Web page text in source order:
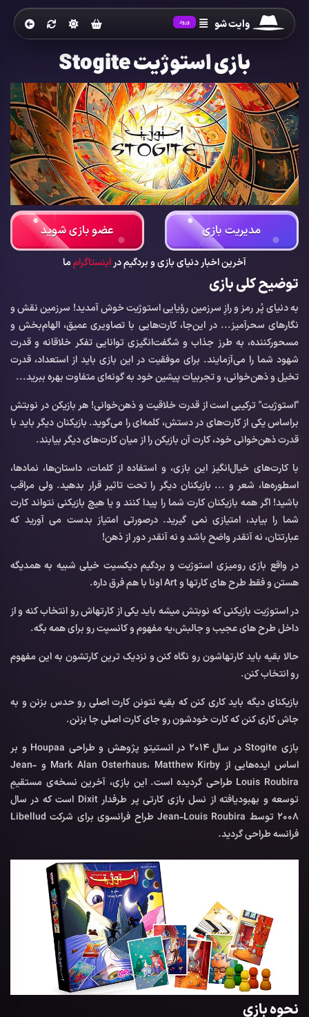
وایت شو ورود
بازی استوژیت Stogite
مدیریت بازی عضو بازی شوید
آخرین اخبار دنیای بازی و بردگیم دراینستاگرامما
توضیح کلی بازی
به دنیای پُر رمز و رازِ سرزمین رؤیایی استوژیت خوش آمدید! سرزمین نقش و
نگارهای سحرآمیز... در این‌جا، کارت‌هایی با تصاویری عمیق، الهام‌بخش و
مسحورکننده، به طرز جذاب و شگفت‌انگیزی توانایی تفکر خلاقانه و قدرت
شهود شما را می‌آزمایند. برای موفقیت در این بازی باید از استعداد، قدرت
تخیل و ذهن‌خوانی، و تجربیات پیشین خود به گونه‌ای متفاوت بهره ببرید...
"استوژیت" ترکیبی است از قدرت خلاقیت و ذهن‌خوانی! هر بازیکن در نوبتش
براساس یکی از کارت‌های در دستش، کلمه‌ای را می‌گوید. بازیکنان دیگر باید با
قدرت ذهن‌خوانی خود، کارت آن بازیکن را از میان کارت‌های دیگر بیابند.
با کارت‌های خیال‌انگیز این بازی، و استفاده از کلمات، داستان‌ها، نمادها،
اسطوره‌ها، شعر و ... بازیکنان دیگر را تحت تاثیر قرار بدهید. ولی مراقب
باشید! اگر همه بازیکنان کارت شما را پیدا کنند و یا هیچ بازیکنی نتواند کارت
شما را بیابد، امتیازی نمی گیرید. درصورتی امتیاز بدست می آورید که
عبارتتان، نه آنقدر واضح باشد و نه آنقدر دور از ذهن!
در واقع بازی رومیزی استوژیت و بردگیم دیکسیت خیلی شبیه به همدیگه
هستن و فقط طرح های کارتها و Art اونا با هم فرق داره.
در استوژیت بازیکنی که نوبتش میشه باید یکی از کارتهاش رو انتخاب کنه و از
داخل طرح های عجیب و جالبش،یه مفهوم و کانسپت رو برای همه بگه.
حالا بقیه باید کارتهاشون رو نگاه کنن و نزدیک ترین کارتشون به این مفهوم
رو انتخاب کنن.
بازیکنای دیگه باید کاری کنن که بقیه نتونن کارت اصلی رو حدس بزنن و به
جاش کاری کنن که کارت خودشون رو جای کارت اصلی جا بزنن.
بازی Stogite در سال 2014 در انستیتو پژوهش و طراحی Houpaa و بر
اساس ایده‌هایی از Mark Alan Osterhaus، Matthew Kirby و Jean-
Louis Roubira طراحی گردیده است. این بازی، آخرین نسخه‌ی مستقیمِ
توسعه و بهبودیافته از نسل بازی کارتی پر طرفدار Dixit است که در سال
2008 توسط Jean-Louis Roubira طراح فرانسوی برای شرکت Libellud
فرانسه طراحی گردید.
نحوه بازی